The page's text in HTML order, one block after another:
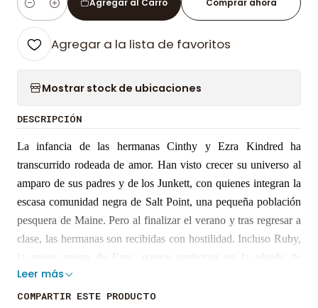
Cantidad
Agregar al Carro Comprar ahora
Agregar a la lista de favoritos
Mostrar stock de ubicaciones
DESCRIPCIÓN
La infancia de las hermanas Cinthy y Ezra Kindred ha
transcurrido rodeada de amor. Han visto crecer su universo al
amparo de sus padres y de los Junkett, con quienes integran la
escasa comunidad negra de Salt Point, una pequeña población
pesquera de Maine. Pero al finalizar el verano y tras regresar a
clase, las hermanas son recibidas con hostilidad. Incluso Ruby,
la mejor amiga de Ezra, parece participar en la oleada de
racismo que revelará las verdaderas dimensiones del abismo
sobre el que el mundo de las hermanas se sustenta.
Leer más
COMPARTIR ESTE PRODUCTO